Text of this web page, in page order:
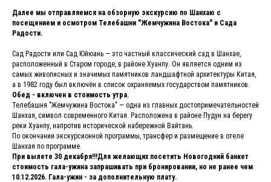
Далее мы отправляемся на обзорную экскурсию по Шанхаю с
посещением и осмотром Телебашни "Жемчужина Востока" и Сада
Радости.
Сад Радости или Сад Юйюань — это частный классический сад в Шанхае,
расположенный в Старом городе, в районе Хуанпу. Он является одним из
самых живописных и значимых памятников ландшафтной архитектуры Китая,
а в 1982 году был включён в список охраняемых государством памятников.
Обед - включен в стоимость утра.
Телебашня "Жемчужина Востока" — одна из главных достопримечательностей
Шанхая, символ современного Китая. Расположена в районе Пудун на берегу
реки Хуанпу, напротив исторической набережной Вайтань.
По окончании экскурсионной программы, трансфер и размещение в отеле
Шанхая по программе.
При вылете 30 декабря!!!Для желающих посетить Новогодний банкет
стоимость гала-ужина запрашивать при бронировании, но не ранее чем
10.12.2026. Гала-ужин - за дополнительную плату.